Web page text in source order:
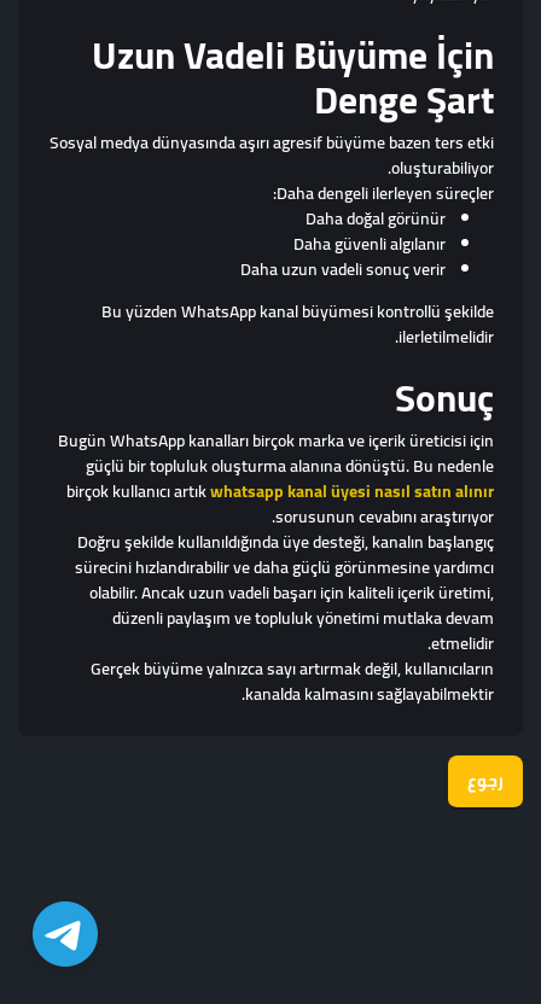
Uzun Vadeli Büyüme İçin
Denge Şart
Sosyal medya dünyasında aşırı agresif büyüme bazen ters etki
oluşturabiliyor.
Daha dengeli ilerleyen süreçler:
Daha doğal görünür
Daha güvenli algılanır
Daha uzun vadeli sonuç verir
Bu yüzden WhatsApp kanal büyümesi kontrollü şekilde
ilerletilmelidir.
Sonuç
Bugün WhatsApp kanalları birçok marka ve içerik üreticisi için
güçlü bir topluluk oluşturma alanına dönüştü. Bu nedenle
birçok kullanıcı artıkwhatsapp kanal üyesi nasıl satın alınır
sorusunun cevabını araştırıyor.
Doğru şekilde kullanıldığında üye desteği, kanalın başlangıç
sürecini hızlandırabilir ve daha güçlü görünmesine yardımcı
olabilir. Ancak uzun vadeli başarı için kaliteli içerik üretimi,
düzenli paylaşım ve topluluk yönetimi mutlaka devam
etmelidir.
Gerçek büyüme yalnızca sayı artırmak değil, kullanıcıların
kanalda kalmasını sağlayabilmektir.
رجوع